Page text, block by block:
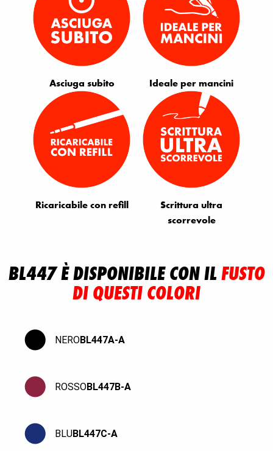
Asciuga subito Ideale per mancini
Ricaricabile con refill
Scrittura ultra
scorrevole
BL447 È DISPONIBILE CON ILFUSTO
DI QUESTI COLORI
NEROBL447A-A
ROSSOBL447B-A
BLUBL447C-A